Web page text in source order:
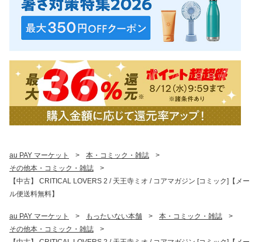
au PAY マーケット > 本・コミック・雑誌
>
その他本・コミック・雑誌
>
【中古】 CRITICAL LOVERS 2 / 天王寺ミオ / コアマガジン [コミック]【メー
ル便送料無料】
au PAY マーケット > もったいない本舗 > 本・コミック・雑誌
>
その他本・コミック・雑誌
>